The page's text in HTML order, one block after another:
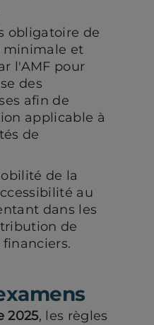
obligatoire de
minimale et
l'AMF pour
des
afin de
applicable à
de
de la
au
dans les
de
2025, les règles